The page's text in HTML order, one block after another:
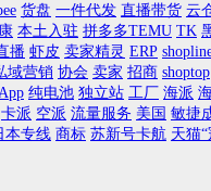
货盘 一件代发 直播带货 云
本土入驻 拼多多TEMU TK
播 虾皮 卖家精灵 ERP
域营销 协会 卖家 招商 shoptop
纯电池 独立站 工厂 海派
卡派 空派 流量服务 美国 敏捷
本专线 商标 苏新号卡航 天猫